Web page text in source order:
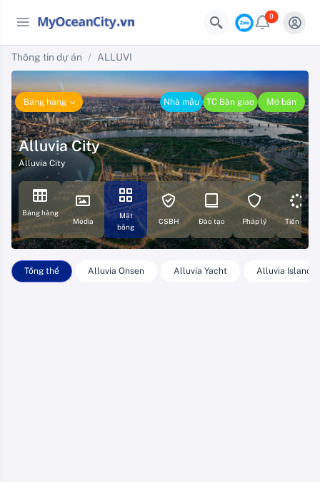
0
Thông tin dự án ALLUVI
Bảng hàng Nhà mẫu TC Bàn giao Mở bán
Alluvia City
Alluvia City
Bảng hàng
Media
Mặt
bằng
CSBH Đào tạo Pháp lý Tiến độ
Tổng thể Alluvia Onsen Alluvia Yacht Alluvia Island